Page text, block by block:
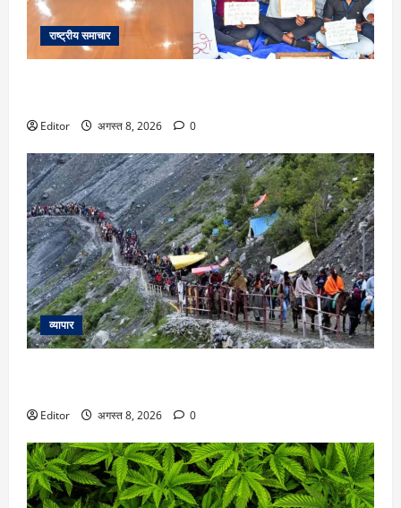
राष्ट्रीय समाचार
Editor अगस्त 8, 2026 0
व्यापार
Editor अगस्त 8, 2026 0